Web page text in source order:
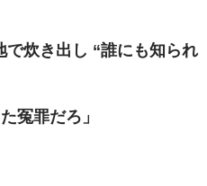
炊き出し “誰にも知られ
冤罪だろ」